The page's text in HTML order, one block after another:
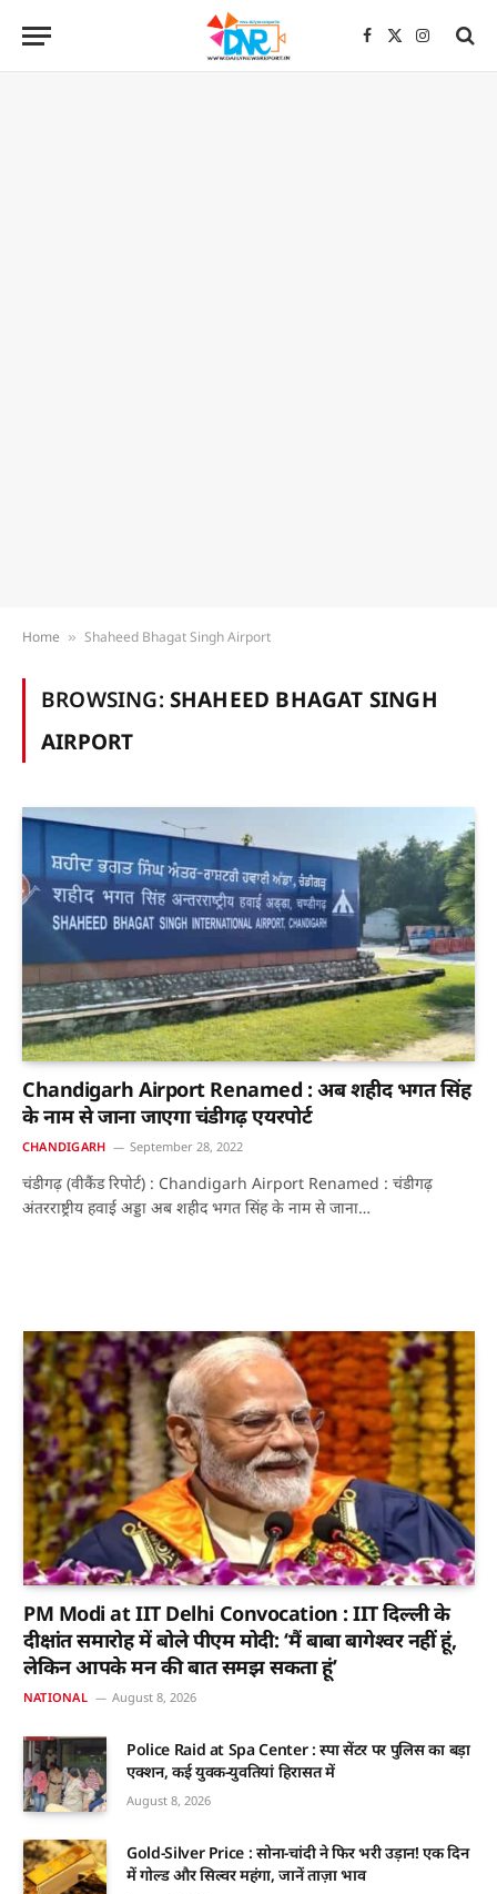
Facebook
X
Home » Shaheed Bhagat Singh Airport
BROWSING: SHAHEED BHAGAT SINGH
AIRPORT
Chandigarh Airport Renamed : अब शहीद भगत सिंह
के नाम से जाना जाएगा चंडीगढ़ एयरपोर्ट
CHANDIGARH September 28, 2022
चंडीगढ़ (वीकैंड रिपोर्ट) : Chandigarh Airport Renamed : चंडीगढ़
अंतरराष्ट्रीय हवाई अड्डा अब शहीद भगत सिंह के नाम से जाना…
PM Modi at IIT Delhi Convocation : IIT दिल्ली के
दीक्षांत समारोह में बोले पीएम मोदी: ‘मैं बाबा बागेश्वर नहीं हूं,
लेकिन आपके मन की बात समझ सकता हूं’
NATIONAL August 8, 2026
Police Raid at Spa Center : स्पा सेंटर पर पुलिस का बड़ा
एक्शन, कई युवक-युवतियां हिरासत में
August 8, 2026
Gold-Silver Price : सोना-चांदी ने फिर भरी उड़ान! एक दिन
में गोल्ड और सिल्वर महंगा, जानें ताज़ा भाव